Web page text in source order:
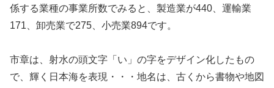
係する業種の事業所数でみると、製造業が440、運輸業
171、卸売業で275、小売業894です。
市章は、射水の頭文字「い」の字をデザイン化したもの
で、輝く日本海を表現・・・地名は、古くから書物や地図